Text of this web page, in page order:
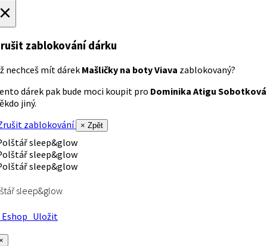
zablokování dárku
nechceš mít dárek Mašličky na boty Viava zablokovaný?
dárek pak bude moci koupit pro Dominika Atigu Sobotková
jiný.
zablokování
× Zpět
sleep&glow
Uložit